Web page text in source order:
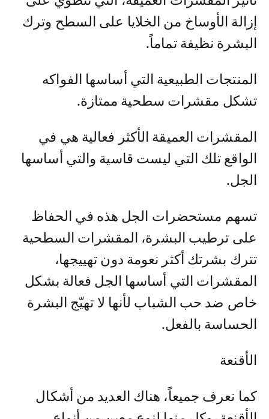
إزالة الأوساخ من الخلايا على السطح وترك
البشرة نظيفة تماماً.
المنتجات الطبيعية التي أساسها الفواكه
تشكل مقشرات سطحية ممتازة.
المقشرات العميقة الأكثر فعالية هي في
الواقع تلك التي ليست قاسية والتي أساسها
الجل.
تسهم مستحضرات الجل هذه في الحفاظ
على ترطيب البشرة، المقشرات السطحية
تترك بشرتك أكثر نعومة دون تهييجها،
المقشرات التي أساسها الجل فعالة بشكل
خاص ضد حب الشباب لأنها لا تهيّج البشرة
الحساسة بالفعل.
الأقنعة
كما نعرف جميعاً، هناك العديد من أشكال